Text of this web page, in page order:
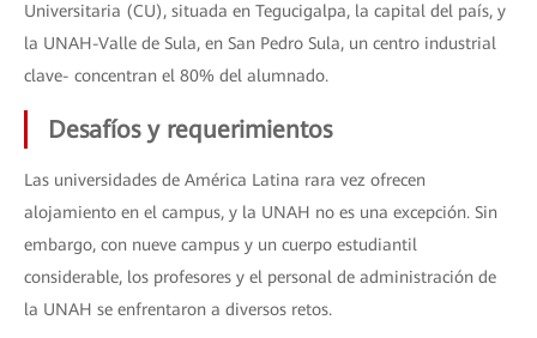
Universitaria (CU), situada en Tegucigalpa, la capital del país, y
la UNAH-Valle de Sula, en San Pedro Sula, un centro industrial
clave- concentran el 80% del alumnado.
Desafíos y requerimientos
Las universidades de América Latina rara vez ofrecen
alojamiento en el campus, y la UNAH no es una excepción. Sin
embargo, con nueve campus y un cuerpo estudiantil
considerable, los profesores y el personal de administración de
la UNAH se enfrentaron a diversos retos.